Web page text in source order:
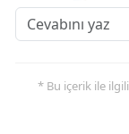
* Bu içerik ile